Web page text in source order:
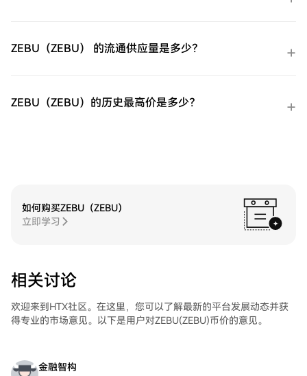
货币。第四步：交易GIGADEC（GIGADEV）
在HTX的现货市场轻松交易
控。HTX为初学者和经验丰富的交易者提供
了友好的用户体验。
ZEBU（ZEBU） 的流通供应量是多少？
ZEBU（ZEBU）的历史最高价是多少？
如何购买ZEBU（ZEBU）
立即学习
相关讨论
欢迎来到HTX社区。在这里，您可以了解最新的平台发展动态并获
得专业的市场意见。以下是用户对ZEBU(ZEBU)币价的意见。
金融智构